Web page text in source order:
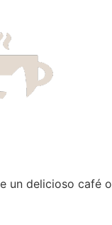
delicioso café